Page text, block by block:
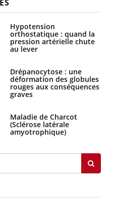
Hypotension
orthostatique : quand la
pression artérielle chute
au lever
Drépanocytose : une
déformation des globules
rouges aux conséquences
graves
Maladie de Charcot
(Sclérose latérale
amyotrophique)